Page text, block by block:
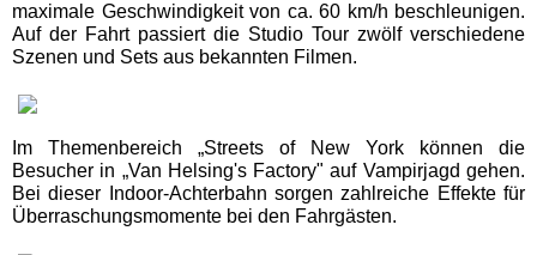
Tolk-Schau
Schwimmbäder
Baden-Württemberg
Schwimmbäder
maximale Geschwindigkeit von ca. 60 km/h beschleunigen.
Auf der Fahrt passiert die Studio Tour zwölf verschiedene
Szenen und Sets aus bekannten Filmen.
Im Themenbereich „Streets of New York können die
Besucher in „Van Helsing's Factory" auf Vampirjagd gehen.
Bei dieser Indoor-Achterbahn sorgen zahlreiche Effekte für
Überraschungsmomente bei den Fahrgästen.